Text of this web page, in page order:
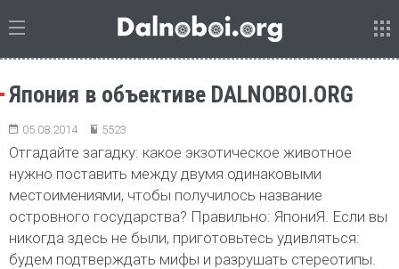
Япония в объективе DALNOBOI.ORG
05.08.2014 5523
Отгадайте загадку: какое экзотическое животное
нужно поставить между двумя одинаковыми
местоимениями, чтобы получилось название
островного государства? Правильно: ЯпониЯ. Если вы
никогда здесь не были, приготовьтесь удивляться:
будем подтверждать мифы и разрушать стереотипы.